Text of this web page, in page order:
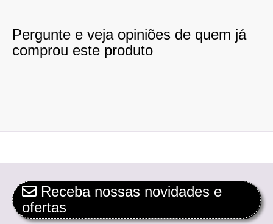
Pergunte e veja opiniões de quem já
comprou este produto
Receba nossas novidades e
ofertas